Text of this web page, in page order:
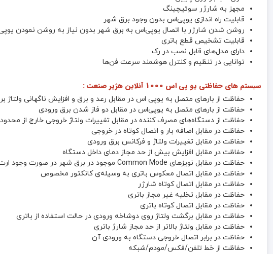
مجهز به شارژر سوئیچینگ
قابلیت راه اندازی یوپی‌اس بدون وجود برق شهر
روشن شدن شارژر با اتصال یوپی‌اس به برق شهر بدون نیاز به روشن نمودن
قابلیت تشخیص قطع باتری
دارای مدل‌های قابل نصب در رک
توانایی در تنظیم و کنترل هوشمند سرعت فن‌ها
سیستم های حفاظتی یو پی اس 1000 آنلاین هژیر صنعت :
حفاظت از بارهای متصل به یو‌پی اس در مقابل رعد و برق و افزایش ناگهانی ولتاژ
حفاظت از بارهای متصل به یوپی‌اس در مقابل دو فاز شدن برق ورودی
حفاظت از دستگاه‌های مصرف کننده در مقابل تغییرات ولتاژ خروجی خارج از
حفاظت در مقابل اضافه بار و اتصال کوتاه در خروجی
حفاظت در مقابل تغییرات ولتاژ و فرکانس برق ورودی
حفاظت در مقابل افزایش بیش از حد مجاز دمای داخل دستگاه
حفاظت در مقابل نویزهای Common Mode موجود در برق شهر در صورت وجود ارت استاندارد
حفاظت در مقابل اتصال معکوس باتری به وسیله‌ی کانکتور مخصوص
حفاظت در مقابل اتصال کوتاه شارژر
حفاظت در مقابل تخلیه غیر مجاز باتری
حفاظت در مقابل اتصال کوتاه باتری
حفاظت در مقابل برگشت ولتاژ روی دوشاخه ورودی در حالت استفاده از باتری
حفاظت در مقابل ولتاژ بالاتر از حد مجاز شارژ باتری
حفاظت در برابر اتصال خروجی دستگاه به ورودی آن
حفاظت از خط تلفن/فکس/مودم/شبکه